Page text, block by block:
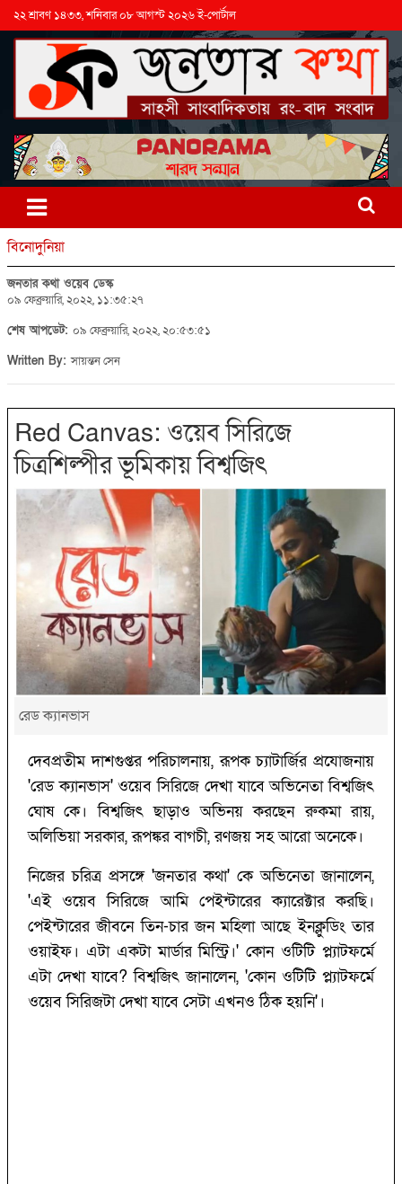
২২ শ্রাবণ ১৪৩৩, শনিবার ০৮ আগস্ট ২০২৬ ই-পোর্টাল
বিনোদুনিয়া
জনতার কথা ওয়েব ডেস্ক
০৯ ফেব্রুয়ারি, ২০২২, ১১:৩৫:২৭
শেষ আপডেট: ০৯ ফেব্রুয়ারি, ২০২২, ২০:৫৩:৫১
Written By:সায়ন্তন সেন
Red Canvas: ওয়েব সিরিজে
চিত্রশিল্পীর ভূমিকায় বিশ্বজিৎ
রেড ক্যানভাস
দেবপ্রতীম দাশগুপ্তর পরিচালনায়, রূপক চ্যাটার্জির প্রযোজনায়
'রেড ক্যানভাস' ওয়েব সিরিজে দেখা যাবে অভিনেতা বিশ্বজিৎ
ঘোষ কে। বিশ্বজিৎ ছাড়াও অভিনয় করছেন রুকমা রায়,
অলিভিয়া সরকার, রূপঙ্কর বাগচী, রণজয় সহ আরো অনেকে।
নিজের চরিত্র প্রসঙ্গে 'জনতার কথা' কে অভিনেতা জানালেন,
'এই ওয়েব সিরিজে আমি পেইন্টারের ক্যারেক্টার করছি।
পেইন্টারের জীবনে তিন-চার জন মহিলা আছে ইনক্লুডিং তার
ওয়াইফ। এটা একটা মার্ডার মিস্ট্রি।' কোন ওটিটি প্ল্যাটফর্মে
এটা দেখা যাবে? বিশ্বজিৎ জানালেন, 'কোন ওটিটি প্ল্যাটফর্মে
ওয়েব সিরিজটা দেখা যাবে সেটা এখনও ঠিক হয়নি'।